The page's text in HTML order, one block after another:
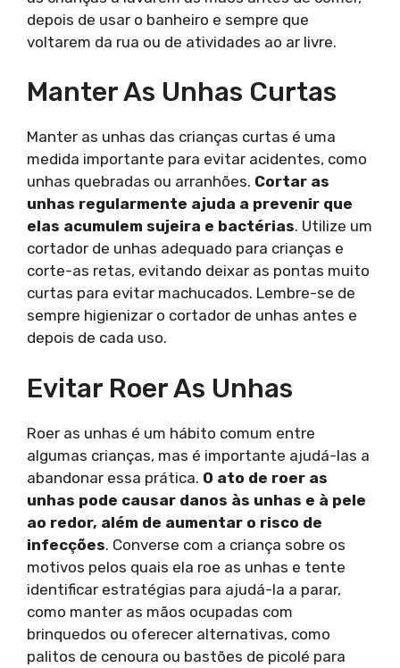
depois de usar o banheiro e sempre que
voltarem da rua ou de atividades ao ar livre.
Manter As Unhas Curtas
Manter as unhas das crianças curtas é uma
medida importante para evitar acidentes, como
unhas quebradas ou arranhões. Cortar as
unhas regularmente ajuda a prevenir que
elas acumulem sujeira e bactérias. Utilize um
cortador de unhas adequado para crianças e
corte-as retas, evitando deixar as pontas muito
curtas para evitar machucados. Lembre-se de
sempre higienizar o cortador de unhas antes e
depois de cada uso.
Evitar Roer As Unhas
Roer as unhas é um hábito comum entre
algumas crianças, mas é importante ajudá-las a
abandonar essa prática. O ato de roer as
unhas pode causar danos às unhas e à pele
ao redor, além de aumentar o risco de
infecções. Converse com a criança sobre os
motivos pelos quais ela roe as unhas e tente
identificar estratégias para ajudá-la a parar,
como manter as mãos ocupadas com
brinquedos ou oferecer alternativas, como
palitos de cenoura ou bastões de picolé para